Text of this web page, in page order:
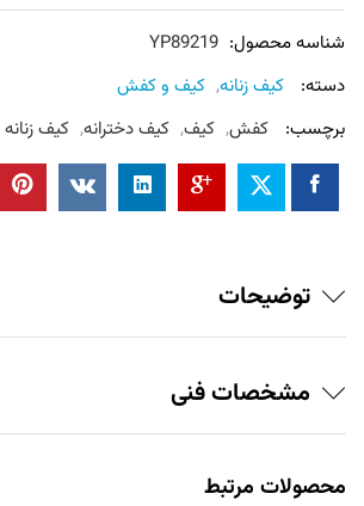
شناسه محصول: YP89219
دسته:
کیف زنانه, کیف و کفش
برچسب:
کفش, کیف, کیف دخترانه, کیف زنانه
توضیحات
مشخصات فنی
محصولات مرتبط